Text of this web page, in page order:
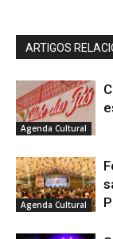
ARTIGOS
Agenda Cultural
Agenda Cultural